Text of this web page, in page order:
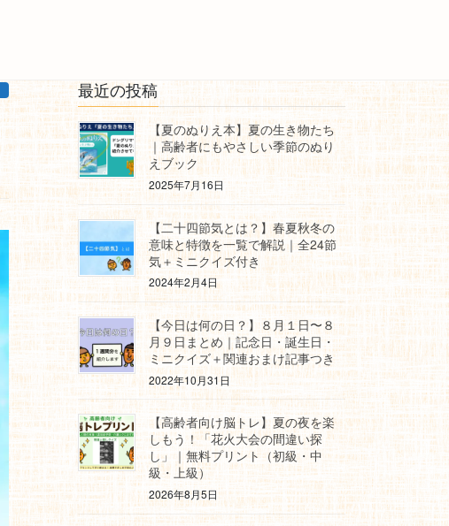
最近の投稿
【夏のぬりえ本】夏の生き物たち
｜高齢者にもやさしい季節のぬり
えブック
2025年7月16日
【二十四節気とは？】春夏秋冬の
意味と特徴を一覧で解説｜全24節
気＋ミニクイズ付き
2024年2月4日
【今日は何の日？】８月１日〜８
月９日まとめ｜記念日・誕生日・
ミニクイズ＋関連おまけ記事つき
2022年10月31日
【高齢者向け脳トレ】夏の夜を楽
しもう！「花火大会の間違い探
し」｜無料プリント（初級・中
級・上級）
2026年8月5日